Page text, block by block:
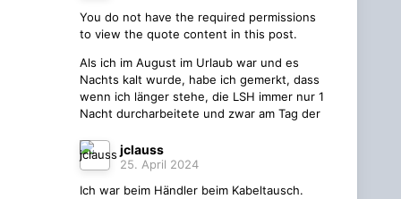
You do not have the required permissions
to view the quote content in this post.
Als ich im August im Urlaub war und es
Nachts kalt wurde, habe ich gemerkt, dass
wenn ich länger stehe, die LSH immer nur 1
Nacht durcharbeitete und zwar am Tag der
jclauss
25. April 2024
Ich war beim Händler beim Kabeltausch.